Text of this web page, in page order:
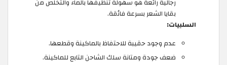
رجالية رائعة هو سهولة تنظيفها بالماء والتخلص من
بقايا الشعر بسرعة فائقة.
السلبيات:
عدم وجود حقيبة للاحتفاظ بالماكينة وقطعها.
ضعف جودة ومتانة سلك الشاحن التابع للماكينة.